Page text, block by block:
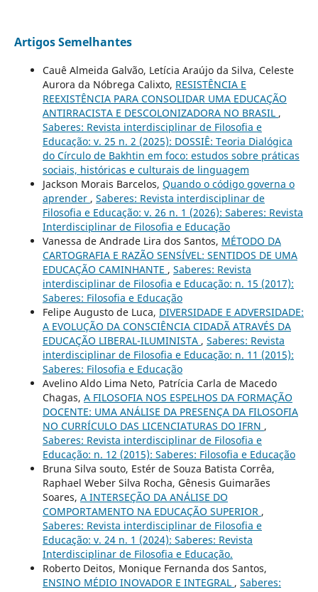
Artigos Semelhantes
Cauê Almeida Galvão, Letícia Araújo da Silva, Celeste
Aurora da Nóbrega Calixto, RESISTÊNCIA E
REEXISTÊNCIA PARA CONSOLIDAR UMA EDUCAÇÃO
ANTIRRACISTA E DESCOLONIZADORA NO BRASIL ,
Saberes: Revista interdisciplinar de Filosofia e
Educação: v. 25 n. 2 (2025): DOSSIÊ: Teoria Dialógica
do Círculo de Bakhtin em foco: estudos sobre práticas
sociais, históricas e culturais de linguagem
Jackson Morais Barcelos, Quando o código governa o
aprender , Saberes: Revista interdisciplinar de
Filosofia e Educação: v. 26 n. 1 (2026): Saberes: Revista
Interdisciplinar de Filosofia e Educação
Vanessa de Andrade Lira dos Santos, MÉTODO DA
CARTOGRAFIA E RAZÃO SENSÍVEL: SENTIDOS DE UMA
EDUCAÇÃO CAMINHANTE , Saberes: Revista
interdisciplinar de Filosofia e Educação: n. 15 (2017):
Saberes: Filosofia e Educação
Felipe Augusto de Luca, DIVERSIDADE E ADVERSIDADE:
A EVOLUÇÃO DA CONSCIÊNCIA CIDADÃ ATRAVÉS DA
EDUCAÇÃO LIBERAL-ILUMINISTA , Saberes: Revista
interdisciplinar de Filosofia e Educação: n. 11 (2015):
Saberes: Filosofia e Educação
Avelino Aldo Lima Neto, Patrícia Carla de Macedo
Chagas, A FILOSOFIA NOS ESPELHOS DA FORMAÇÃO
DOCENTE: UMA ANÁLISE DA PRESENÇA DA FILOSOFIA
NO CURRÍCULO DAS LICENCIATURAS DO IFRN ,
Saberes: Revista interdisciplinar de Filosofia e
Educação: n. 12 (2015): Saberes: Filosofia e Educação
Bruna Silva souto, Estér de Souza Batista Corrêa,
Raphael Weber Silva Rocha, Gênesis Guimarães
Soares, A INTERSEÇÃO DA ANÁLISE DO
COMPORTAMENTO NA EDUCAÇÃO SUPERIOR ,
Saberes: Revista interdisciplinar de Filosofia e
Educação: v. 24 n. 1 (2024): Saberes: Revista
Interdisciplinar de Filosofia e Educação.
Roberto Deitos, Monique Fernanda dos Santos,
ENSINO MÉDIO INOVADOR E INTEGRAL , Saberes: